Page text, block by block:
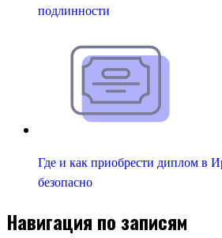
подлинности
Где и как приобрести диплом в
безопасно
Навигация по записям